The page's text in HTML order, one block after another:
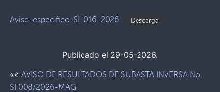
Aviso-especifico-SI-016-2026 Descarga
Publicado el 29-05-2026.
«« AVISO DE RESULTADOS DE SUBASTA INVERSA No.
SI 008/2026-MAG